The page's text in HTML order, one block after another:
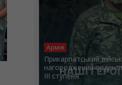
08.08.2026
Армія
Прикарпатський
нагороджений
ІІІ ступеня